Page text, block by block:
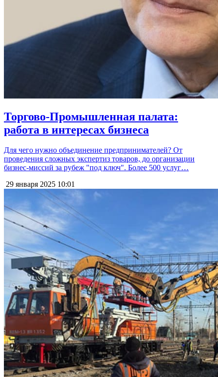
Торгово-Промышленная палата:
работа в интересах бизнеса
Для чего нужно объединение предпринимателей? От
проведения сложных экспертиз товаров, до организации
бизнес-миссий за рубеж "под ключ". Более 500 услуг…
29 января 2025 10:01